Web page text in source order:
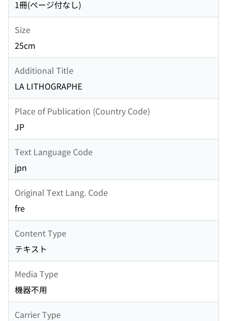
1冊(ページ付なし)
Size
25cm
Additional Title
LA LITHOGRAPHE
Place of Publication (Country Code)
JP
Text Language Code
jpn
Original Text Lang. Code
fre
Content Type
テキスト
Media Type
機器不用
Carrier Type